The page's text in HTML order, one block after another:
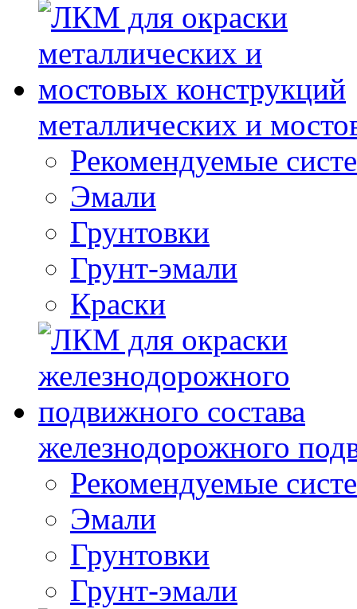
металлических и
Рекомендуемые
Эмали
Грунтовки
Грунт-эмали
Краски
железнодорожного
Рекомендуемые
Эмали
Грунтовки
Грунт-эмали